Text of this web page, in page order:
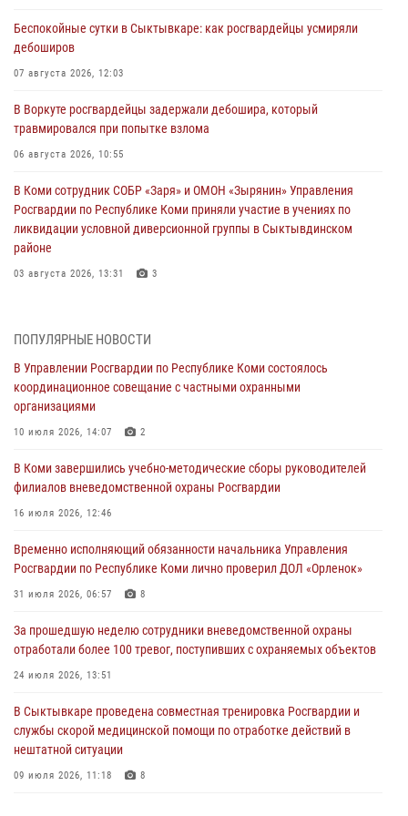
Беспокойные сутки в Сыктывкаре: как росгвардейцы усмиряли
дебоширов
07 августа 2026, 12:03
В Воркуте росгвардейцы задержали дебошира, который
травмировался при попытке взлома
06 августа 2026, 10:55
В Коми сотрудник СОБР «Заря» и ОМОН «Зырянин» Управления
Росгвардии по Республике Коми приняли участие в учениях по
ликвидации условной диверсионной группы в Сыктывдинском
районе
03 августа 2026, 13:31 3
по спортивному самбо
03 августа 2026, 12:07 5
В Коми росгвардейцы информируют граждан об изменениях в
законодательстве в сфере оборота оружия и продолжают изымать
02 августа 2026, 06:17
В Койгородском районе местный житель обратился в Росгвардию
31 июля 2026, 10:55
Временно исполняющий обязанности начальника Управления
31 июля 2026, 06:57 8
В Усинске росгвардейцы оперативно отработали план «Квартал»
ПОПУЛЯРНЫЕ НОВОСТИ
В Управлении Росгвардии по Республике Коми состоялось
координационное совещание с частными охранными
организациями
10 июля 2026, 14:07 2
В Коми завершились учебно-методические сборы руководителей
филиалов вневедомственной охраны Росгвардии
16 июля 2026, 12:46
Временно исполняющий обязанности начальника Управления
Росгвардии по Республике Коми лично проверил ДОЛ «Орленок»
31 июля 2026, 06:57 8
За прошедшую неделю сотрудники вневедомственной охраны
отработали более 100 тревог, поступивших с охраняемых объектов
24 июля 2026, 13:51
В Сыктывкаре проведена совместная тренировка Росгвардии и
службы скорой медицинской помощи по отработке действий в
нештатной ситуации
09 июля 2026, 11:18 8